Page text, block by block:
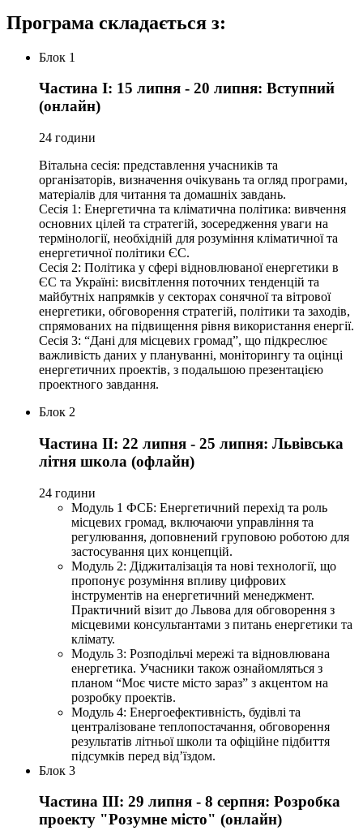
Програма складається з:
Блок 1
Частина І: 15 липня - 20 липня: Вступний
(онлайн)
24 години
Вітальна сесія: представлення учасників та
організаторів, визначення очікувань та огляд програми,
матеріалів для читання та домашніх завдань.
Сесія 1: Енергетична та кліматична політика: вивчення
основних цілей та стратегій, зосередження уваги на
термінології, необхідній для розуміння кліматичної та
енергетичної політики ЄС.
Сесія 2: Політика у сфері відновлюваної енергетики в
ЄС та Україні: висвітлення поточних тенденцій та
майбутніх напрямків у секторах сонячної та вітрової
енергетики, обговорення стратегій, політики та заходів,
спрямованих на підвищення рівня використання енергії.
Сесія 3: “Дані для місцевих громад”, що підкреслює
важливість даних у плануванні, моніторингу та оцінці
енергетичних проектів, з подальшою презентацією
проектного завдання.
Блок 2
Частина ІІ: 22 липня - 25 липня: Львівська
літня школа (офлайн)
24 години
Модуль 1 ФСБ: Енергетичний перехід та роль
місцевих громад, включаючи управління та
регулювання, доповнений груповою роботою для
застосування цих концепцій.
Модуль 2: Діджиталізація та нові технології, що
пропонує розуміння впливу цифрових
інструментів на енергетичний менеджмент.
Практичний візит до Львова для обговорення з
місцевими консультантами з питань енергетики та
клімату.
Модуль 3: Розподільчі мережі та відновлювана
енергетика. Учасники також ознайомляться з
планом “Моє чисте місто зараз” з акцентом на
розробку проектів.
Модуль 4: Енергоефективність, будівлі та
централізоване теплопостачання, обговорення
результатів літньої школи та офіційне підбиття
підсумків перед від’їздом.
Блок 3
Частина ІІІ: 29 липня - 8 серпня: Розробка
проекту "Розумне місто" (онлайн)